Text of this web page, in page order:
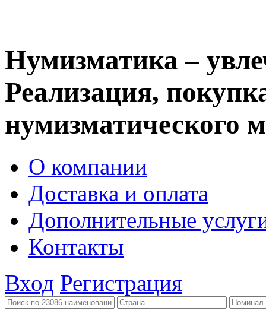
Нумизматика –
Реализация,
нумизматического
О компании
Доставка и оплата
Дополнительные
Контакты
Вход Регистрация